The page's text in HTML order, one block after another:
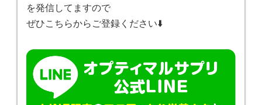
を発信してますので
ぜひこちらからご登録ください⬇️